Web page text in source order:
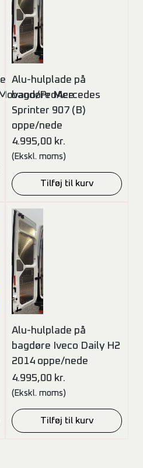
ProAce
Alu-hulplade på
bagdøre Mercedes
Sprinter 907 (B)
oppe/nede
4.995,00 kr.
(Ekskl. moms)
Tilføj til kurv
Alu-hulplade på
bagdøre Iveco Daily H2
2014 oppe/nede
4.995,00 kr.
(Ekskl. moms)
Tilføj til kurv